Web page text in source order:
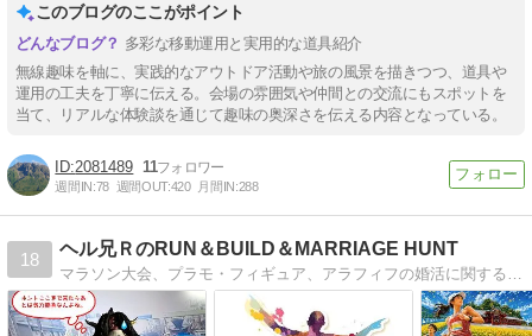
このブログのここがポイント
多彩な移動運用と実用的な道具紹介
無線趣味を軸に、実践的なアウトドア活動や旅の風景を描きつつ、道具や
運用の工夫を丁寧に伝える。会場の雰囲気や仲間との交流にもスポットを
当て、リアルな体験談を通じて趣味の奥深さを伝える内容となっている。
2081489 11
週間IN:78 週間OUT:420 月間IN:288
18
ヘル兄ＲのRUN＆BUILD＆MARRIAGE HUNT